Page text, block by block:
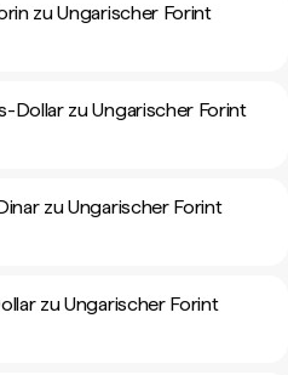
zu Ungarischer Forint
Dollar zu Ungarischer Forint
zu Ungarischer Forint
zu Ungarischer Forint